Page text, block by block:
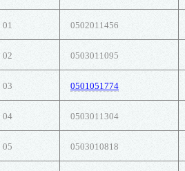
01 0502011456
02 0503011095
03 0501051774
04 0503011304
05 0503010818